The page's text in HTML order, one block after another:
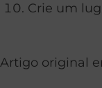
Crie um
Artigo original